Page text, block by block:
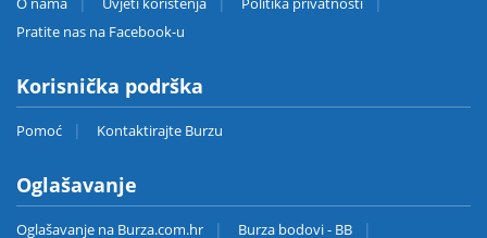
Pratite nas na Facebook-u
Korisnička podrška
Pomoć Kontaktirajte Burzu
Oglašavanje
Oglašavanje na Burza.com.hr Burza bodovi - BB